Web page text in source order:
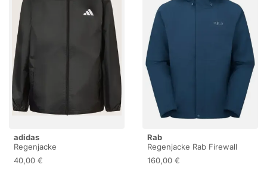
adidas
Regenjacke
40,00 €
Rab
Regenjacke Rab Firewall
160,00 €